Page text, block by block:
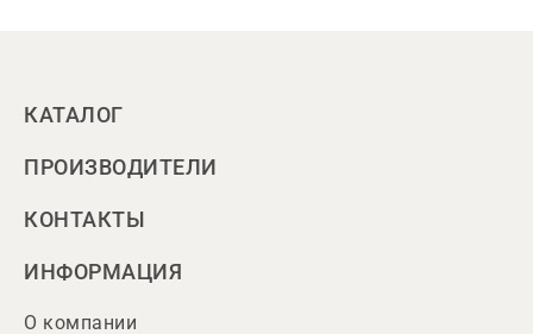
КАТАЛОГ
ПРОИЗВОДИТЕЛИ
КОНТАКТЫ
ИНФОРМАЦИЯ
О компании